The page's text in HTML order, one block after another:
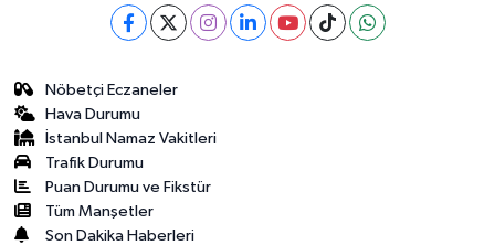
Nöbetçi Eczaneler
Hava Durumu
İstanbul Namaz Vakitleri
Trafik Durumu
Puan Durumu ve Fikstür
Tüm Manşetler
Son Dakika Haberleri